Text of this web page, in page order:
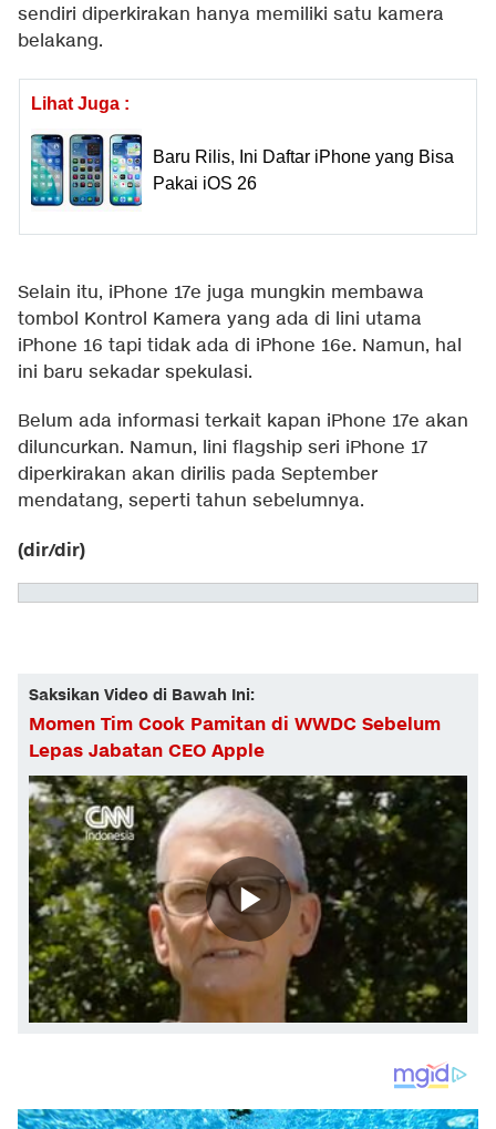
sendiri diperkirakan hanya memiliki satu kamera
belakang.
Lihat Juga :
Baru Rilis, Ini Daftar iPhone yang Bisa
Pakai iOS 26
Selain itu, iPhone 17e juga mungkin membawa
tombol Kontrol Kamera yang ada di lini utama
iPhone 16 tapi tidak ada di iPhone 16e. Namun, hal
ini baru sekadar spekulasi.
Belum ada informasi terkait kapan iPhone 17e akan
diluncurkan. Namun, lini flagship seri iPhone 17
diperkirakan akan dirilis pada September
mendatang, seperti tahun sebelumnya.
(dir/dir)
Saksikan Video di Bawah Ini:
Momen Tim Cook Pamitan di WWDC Sebelum
Lepas Jabatan CEO Apple